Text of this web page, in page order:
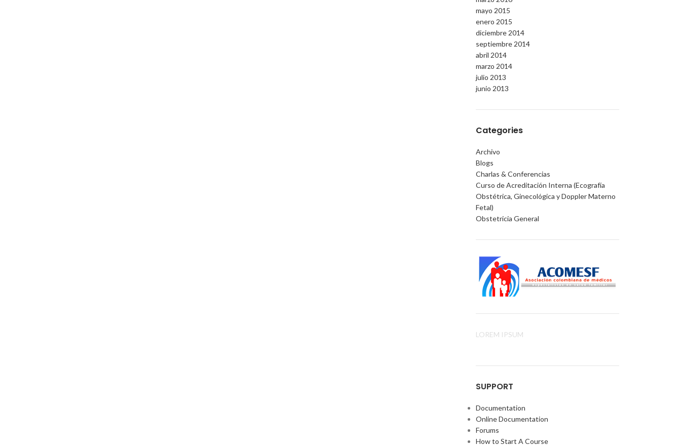
mayo 2015
enero 2015
diciembre 2014
septiembre 2014
abril 2014
marzo 2014
julio 2013
junio 2013
Categories
Archivo
Blogs
Charlas & Conferencias
Curso de Acreditación Interna (Ecografía
Obstétrica, Ginecológica y Doppler Materno
Fetal)
Obstetricia General
LOREM IPSUM
SUPPORT
Documentation
Online Documentation
Forums
How to Start A Course